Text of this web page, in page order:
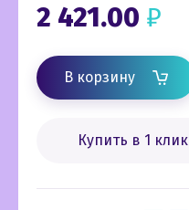
2 421.00 ₽
В корзину
Купить в 1 клик